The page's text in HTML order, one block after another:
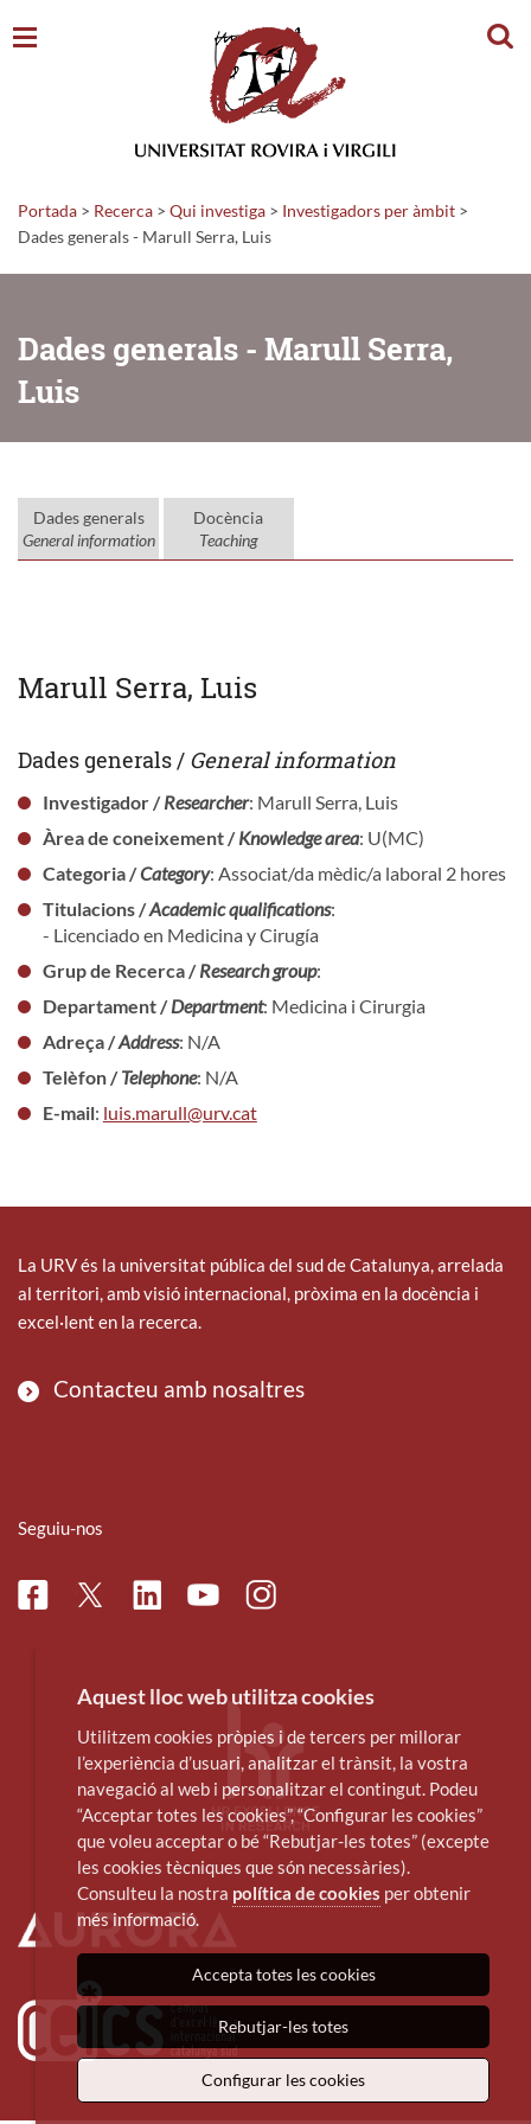
Portada > Recerca > Qui investiga > Investigadors per àmbit >
Dades generals - Marull Serra, Luis
Dades generals - Marull Serra,
Luis
Dades generals
General information
Docència
Teaching
Marull Serra, Luis
Dades generals / General information
Investigador /Researcher: Marull Serra, Luis
Àrea de coneixement /Knowledge area: U(MC)
Categoria /Category: Associat/da mèdic/a laboral 2 hores
Titulacions /Academic qualifications:
- Licenciado en Medicina y Cirugía
Grup de Recerca /Research group:
Departament /Department: Medicina i Cirurgia
Adreça /Address: N/A
Telèfon /Telephone: N/A
E-mail: luis.marull@urv.cat
La URV és la universitat pública del sud de Catalunya, arrelada
al territori, amb visió internacional, pròxima en la docència i
excel·lent en la recerca.
Contacteu amb nosaltres
Seguiu-nos
FacebookTwitterLinkedinYoutubeInstagram
Aquest lloc web utilitza cookies
Utilitzem cookies pròpies i de tercers per millorar
l’experiència d’usuari, analitzar el trànsit, la vostra
navegació al web i personalitzar el contingut. Podeu
“Acceptar totes les cookies”, “Configurar les cookies”
que voleu acceptar o bé “Rebutjar-les totes” (excepte
les cookies tècniques que són necessàries).
Consulteu la nostra política de cookies per obtenir
més informació.
Accepta totes les cookies
Rebutjar-les totes
Configurar les cookies